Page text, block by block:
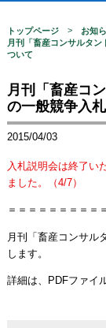
トップページ
お知
月刊「畜産コンサルタ
ついて
月刊「畜産コ
の一般競争入
2015/04/03
入札説明会は終了い
ました。（4/7）
＝＝＝＝＝＝＝＝＝
月刊「畜産コンサル
します。
詳細は、PDFファイ